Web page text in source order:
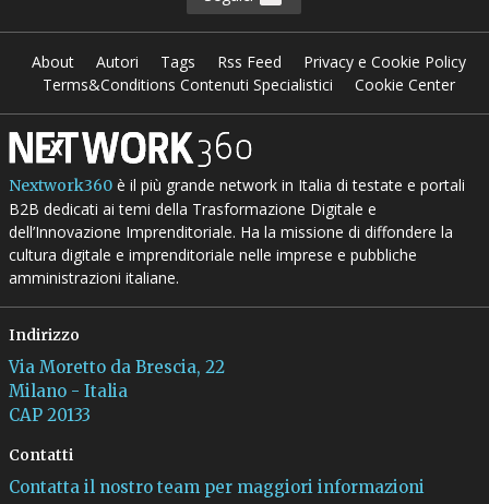
About Autori Tags Rss Feed
Privacy e Cookie Policy
Terms&Conditions Contenuti Specialistici
Cookie Center
Nextwork360è il più grande network in Italia di testate e portali
B2B dedicati ai temi della Trasformazione Digitale e
dell’Innovazione Imprenditoriale. Ha la missione di diffondere la
cultura digitale e imprenditoriale nelle imprese e pubbliche
amministrazioni italiane.
Indirizzo
Via Moretto da Brescia, 22
Milano - Italia
CAP 20133
Contatti
Contatta il nostro team per maggiori informazioni